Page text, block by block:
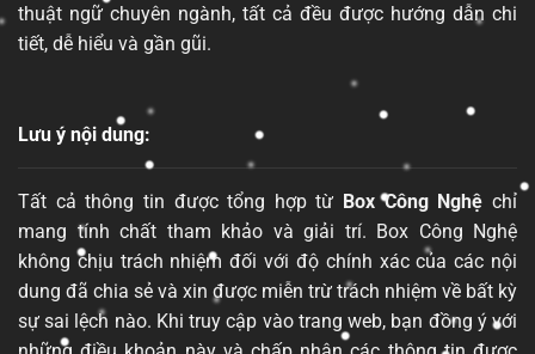
thuật ngữ chuyên ngành, tất cả đều được hướng dẫn chi
tiết, dễ hiểu và gần gũi.
Lưu ý nội dung:
Tất cả thông tin được tổng hợp từ Box Công Nghệ chỉ
mang tính chất tham khảo và giải trí. Box Công Nghệ
không chịu trách nhiệm đối với độ chính xác của các nội
dung đã chia sẻ và xin được miễn trừ trách nhiệm về bất kỳ
sự sai lệch nào. Khi truy cập vào trang web, bạn đồng ý với